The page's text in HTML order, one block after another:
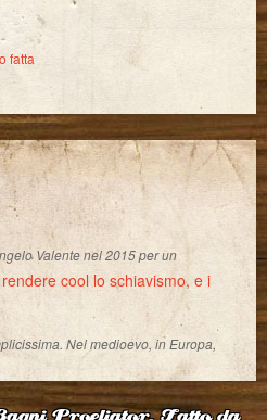
fatta
Valente nel 2015 per un
cool lo schiavismo, e i
Nel medioevo, in Europa,